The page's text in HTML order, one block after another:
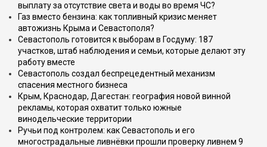
выплату за отсутствие света и воды во время ЧС?
Газ вместо бензина: как топливный кризис меняет
автожизнь Крыма и Севастополя?
Севастополь готовится к выборам в Госдуму: 187
участков, штаб наблюдения и семьи, которые делают эту
работу вместе
Севастополь создал беспрецедентный механизм
спасения местного бизнеса
Крым, Краснодар, Дагестан: география новой винной
рекламы, которая охватит только южные
винодельческие территории
Ручьи под контролем: как Севастополь и его
многострадальные ливнёвки прошли проверку ливнем 9